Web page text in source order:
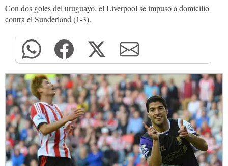
Con dos goles del uruguayo, el Liverpool se impuso a domicilio
contra el Sunderland (1-3).